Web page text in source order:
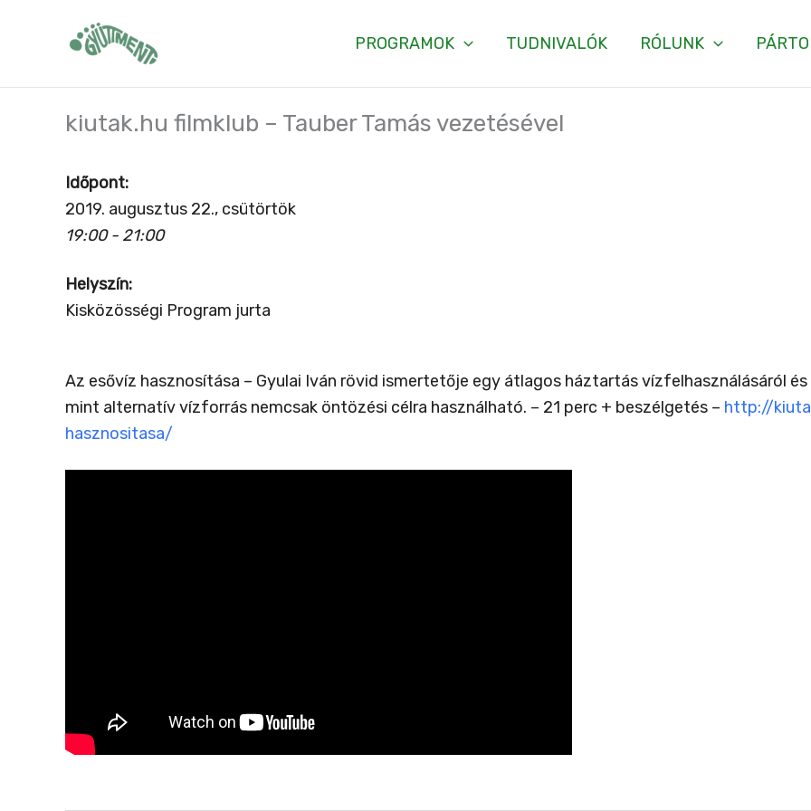
PROGRAMOK TUDNIVALÓK RÓLUNK
kiutak.hu filmklub – Tauber Tamás vezetésével
Időpont:
2019. augusztus 22., csütörtök
19:00 - 21:00
Helyszín:
Kisközösségi Program jurta
Az esővíz hasznosítása – Gyulai Iván rövid ismertetője egy átlagos háztartás vízfelhasználásáról
mint alternatív vízforrás nemcsak öntözési célra használható. – 21 perc + beszélgetés – http://
hasznositasa/